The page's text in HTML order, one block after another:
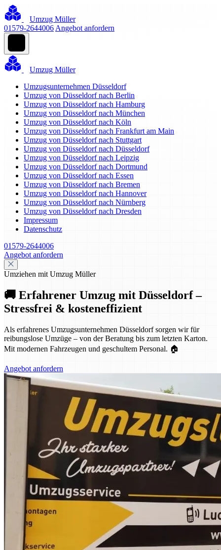
Umzug Müller
01579-2644006 Angebot anfordern
Umzug Müller
Umzugsunternehmen Düsseldorf
Umzug von Düsseldorf nach Berlin
Umzug von Düsseldorf nach Hamburg
Umzug von Düsseldorf nach München
Umzug von Düsseldorf nach Köln
Umzug von Düsseldorf nach Frankfurt am Main
Umzug von Düsseldorf nach Stuttgart
Umzug von Düsseldorf nach Düsseldorf
Umzug von Düsseldorf nach Leipzig
Umzug von Düsseldorf nach Dortmund
Umzug von Düsseldorf nach Essen
Umzug von Düsseldorf nach Bremen
Umzug von Düsseldorf nach Hannover
Umzug von Düsseldorf nach Nürnberg
Umzug von Düsseldorf nach Dresden
Impressum
Datenschutz
01579-2644006
Angebot anfordern
Umziehen mit Umzug Müller
🚚 Erfahrener Umzug mit Düsseldorf –
Stressfrei & kosteneffizient
Als erfahrenes Umzugsunternehmen Düsseldorf sorgen wir für
reibungslose Umzüge – von der Beratung bis zum letzten Karton.
Mit modernen Fahrzeugen und geschultem Personal. 🏠
Angebot anfordern